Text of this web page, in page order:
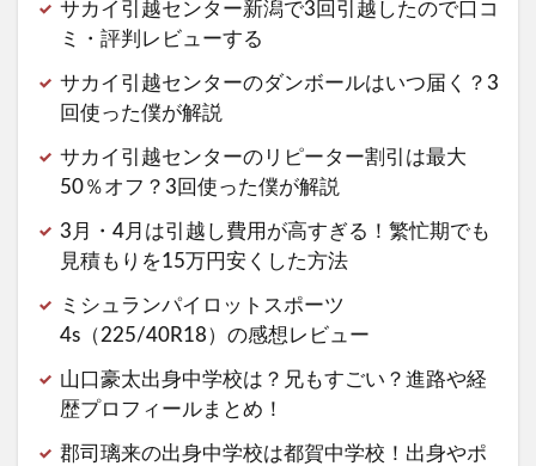
サカイ引越センター新潟で3回引越したので口コ
ミ・評判レビューする
サカイ引越センターのダンボールはいつ届く？3
回使った僕が解説
サカイ引越センターのリピーター割引は最大
50％オフ？3回使った僕が解説
3月・4月は引越し費用が高すぎる！繁忙期でも
見積もりを15万円安くした方法
ミシュランパイロットスポーツ
4s（225/40R18）の感想レビュー
山口豪太出身中学校は？兄もすごい？進路や経
歴プロフィールまとめ！
郡司璃来の出身中学校は都賀中学校！出身やポ